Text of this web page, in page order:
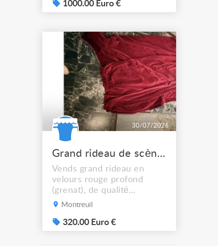
avec Flightcase, lumière
usb. Vidéo disponible, ou
directement sur place.
1000.00 Euro €
30/07/2026
Grand rideau de scène velours rouge 280 x 6 m
Vends grand rideau en
velours rouge profond
(grenat), de qualité
professionnelle. La couleur
photos. Il provient d'un
ancien stock de matériel
Montreuil
320.00 Euro €